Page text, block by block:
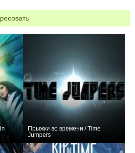
Прыжки во времени / Time
Jumpers